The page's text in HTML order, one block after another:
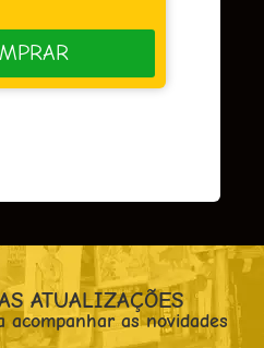
ATUALIZAÇÕES
acompanhar as novidades